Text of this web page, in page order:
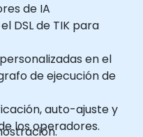
de IA
DSL de TIK para
en el
de ejecución de
auto-ajuste y
los operadores.